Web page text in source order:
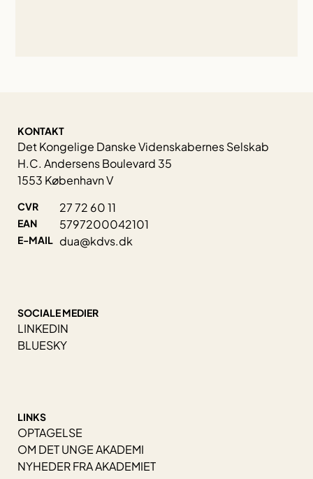
KONTAKT
Det Kongelige Danske Videnskabernes Selskab
H.C. Andersens Boulevard 35
1553 København V
CVR 27 72 60 11
EAN 5797200042101
E-MAIL dua@kdvs.dk
SOCIALE MEDIER
LINKEDIN
BLUESKY
LINKS
OPTAGELSE
OM DET UNGE AKADEMI
NYHEDER FRA AKADEMIET